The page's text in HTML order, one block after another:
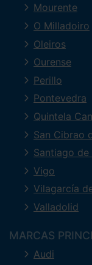
Mourente
O Milladoiro
Oleiros
Ourense
Perillo
Pontevedra
Quintela
San Cibrao
Santiago
Vigo
Vilagarcía
Valladolid
MARCAS
Audi